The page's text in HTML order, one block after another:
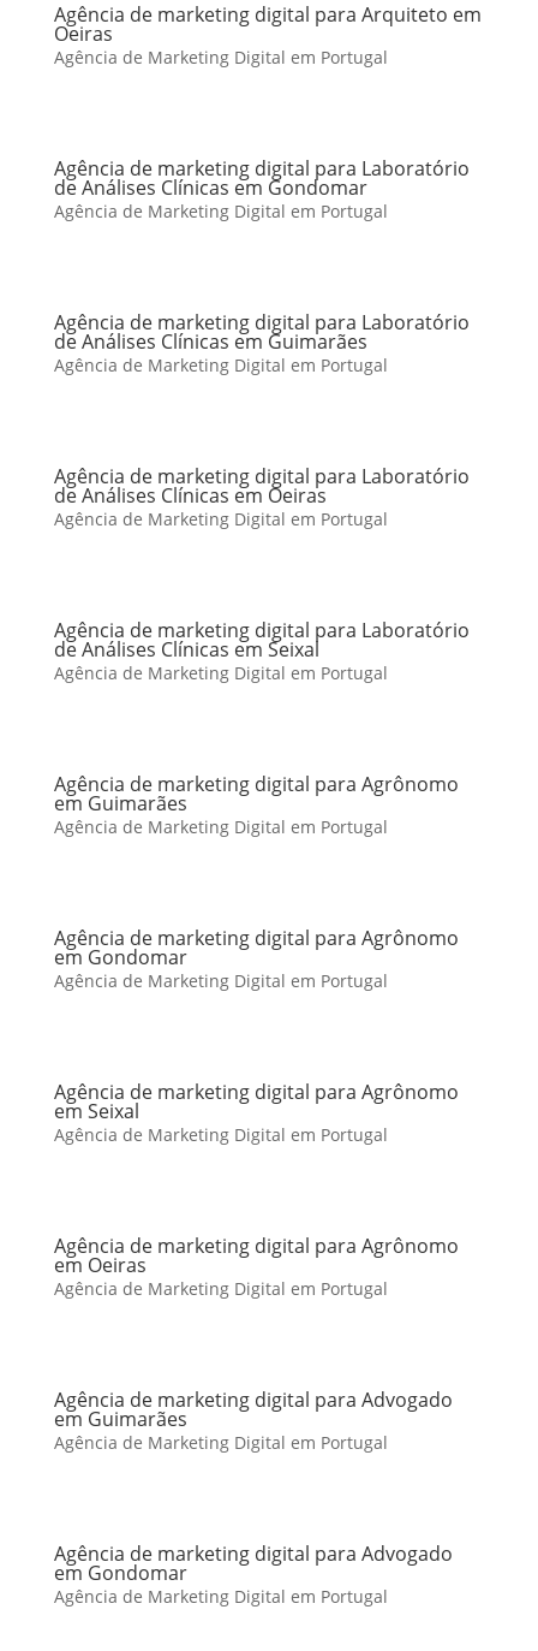
Agência de marketing digital para Arquiteto em
Oeiras
Agência de Marketing Digital em Portugal
Agência de marketing digital para Laboratório
de Análises Clínicas em Gondomar
Agência de Marketing Digital em Portugal
Agência de marketing digital para Laboratório
de Análises Clínicas em Guimarães
Agência de Marketing Digital em Portugal
Agência de marketing digital para Laboratório
de Análises Clínicas em Oeiras
Agência de Marketing Digital em Portugal
Agência de marketing digital para Laboratório
de Análises Clínicas em Seixal
Agência de Marketing Digital em Portugal
Agência de marketing digital para Agrônomo
em Guimarães
Agência de Marketing Digital em Portugal
Agência de marketing digital para Agrônomo
em Gondomar
Agência de Marketing Digital em Portugal
Agência de marketing digital para Agrônomo
em Seixal
Agência de Marketing Digital em Portugal
Agência de marketing digital para Agrônomo
em Oeiras
Agência de Marketing Digital em Portugal
Agência de marketing digital para Advogado
em Guimarães
Agência de Marketing Digital em Portugal
Agência de marketing digital para Advogado
em Gondomar
Agência de Marketing Digital em Portugal